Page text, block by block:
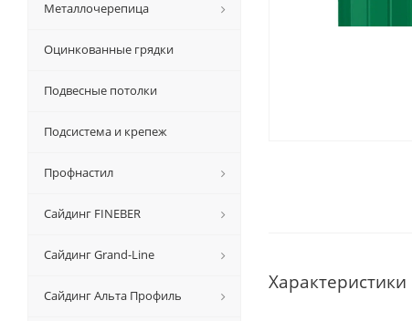
Характеристики
Металлочерепица
Оцинкованные грядки
Подвесные потолки
Подсистема и крепеж
Профнастил
Сайдинг FINEBER
Сайдинг Grand-Line
Сайдинг Альта Профиль